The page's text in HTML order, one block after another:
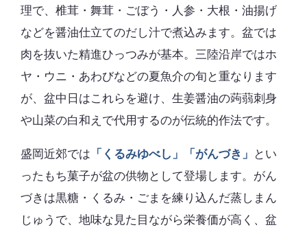
理で、椎茸・舞茸・ごぼう・人参・大根・油揚げ
などを醤油仕立てのだし汁で煮込みます。盆では
肉を抜いた精進ひっつみが基本。三陸沿岸ではホ
ヤ・ウニ・あわびなどの夏魚介の旬と重なります
が、盆中日はこれらを避け、生姜醤油の蒟蒻刺身
や山菜の白和えで代用するのが伝統的作法です。
盛岡近郊では 「くるみゆべし」「がんづき」
とい
ったもち菓子が盆の供物として登場します。がん
づきは黒糖・くるみ・ごまを練り込んだ蒸しまん
じゅうで、地味な見た目ながら栄養価が高く、盆